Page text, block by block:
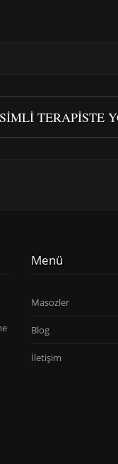
TERAPISTE
Menü
Masozler
Blog
İletişim